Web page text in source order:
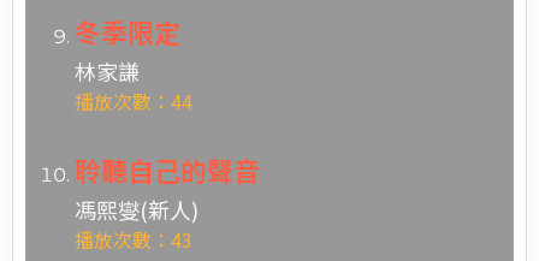
冬季限定
林家謙
播放次數：44
聆聽自己的聲音
馮熙燮(新人)
播放次數：43